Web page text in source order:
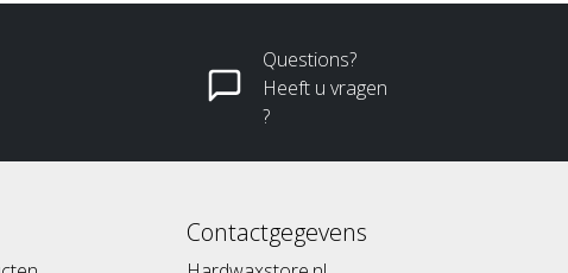
Questions?
Heeft u vragen
?
Contactgegevens